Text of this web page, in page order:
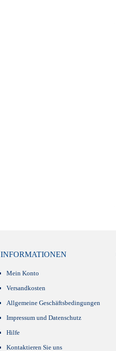
INFORMATIONEN
Mein Konto
Versandkosten
Allgemeine Geschäftsbedingungen
Impressum und Datenschutz
Hilfe
Kontaktieren Sie uns